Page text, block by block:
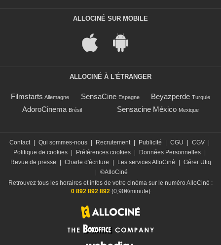
ALLOCINÉ SUR MOBILE
ALLOCINÉ À L'ÉTRANGER
Filmstarts Allemagne SensaCine Espagne Beyazperde Turquie
AdoroCinema Brésil Sensacine México Mexique
Contact Qui sommes-nous Recrutement Publicité CGU CGV
Politique de cookies
Préférences cookies Données Personnelles
Revue de presse
Charte d'écriture Les services AlloCiné
Gérer Utiq
©AlloCiné
Retrouvez tous les horaires et infos de votre cinéma sur le numéro AlloCiné :
0 892 892 892(0,90€/minute)